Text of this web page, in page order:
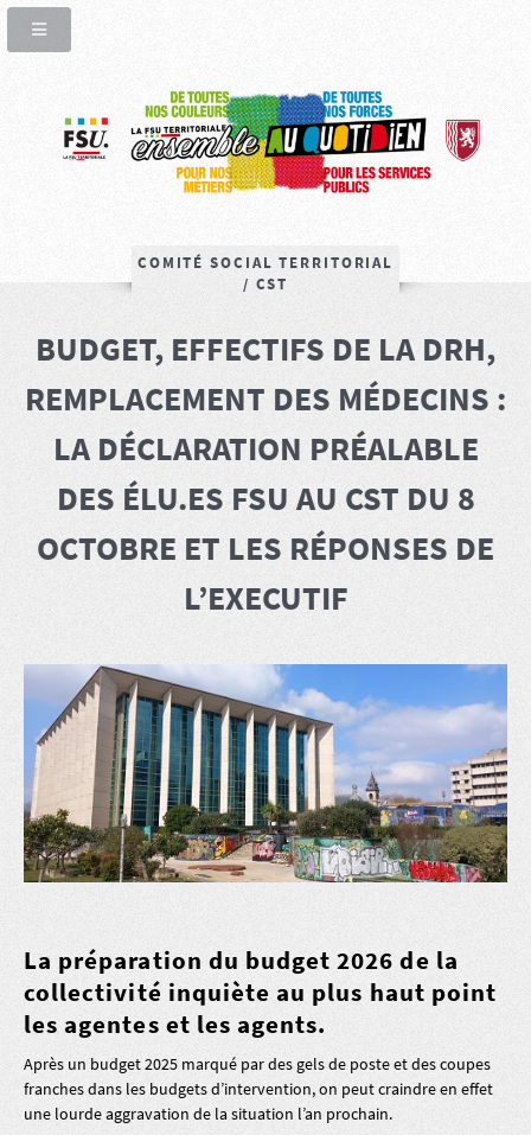
COMITÉ SOCIAL TERRITORIAL
/ CST
BUDGET, EFFECTIFS DE LA DRH,
REMPLACEMENT DES MÉDECINS :
LA DÉCLARATION PRÉALABLE
DES ÉLU.ES FSU AU CST DU 8
OCTOBRE ET LES RÉPONSES DE
L’EXECUTIF
La préparation du budget 2026 de la
collectivité inquiète au plus haut point
les agentes et les agents.
Après un budget 2025 marqué par des gels de poste et des coupes
franches dans les budgets d’intervention, on peut craindre en effet
une lourde aggravation de la situation l’an prochain.